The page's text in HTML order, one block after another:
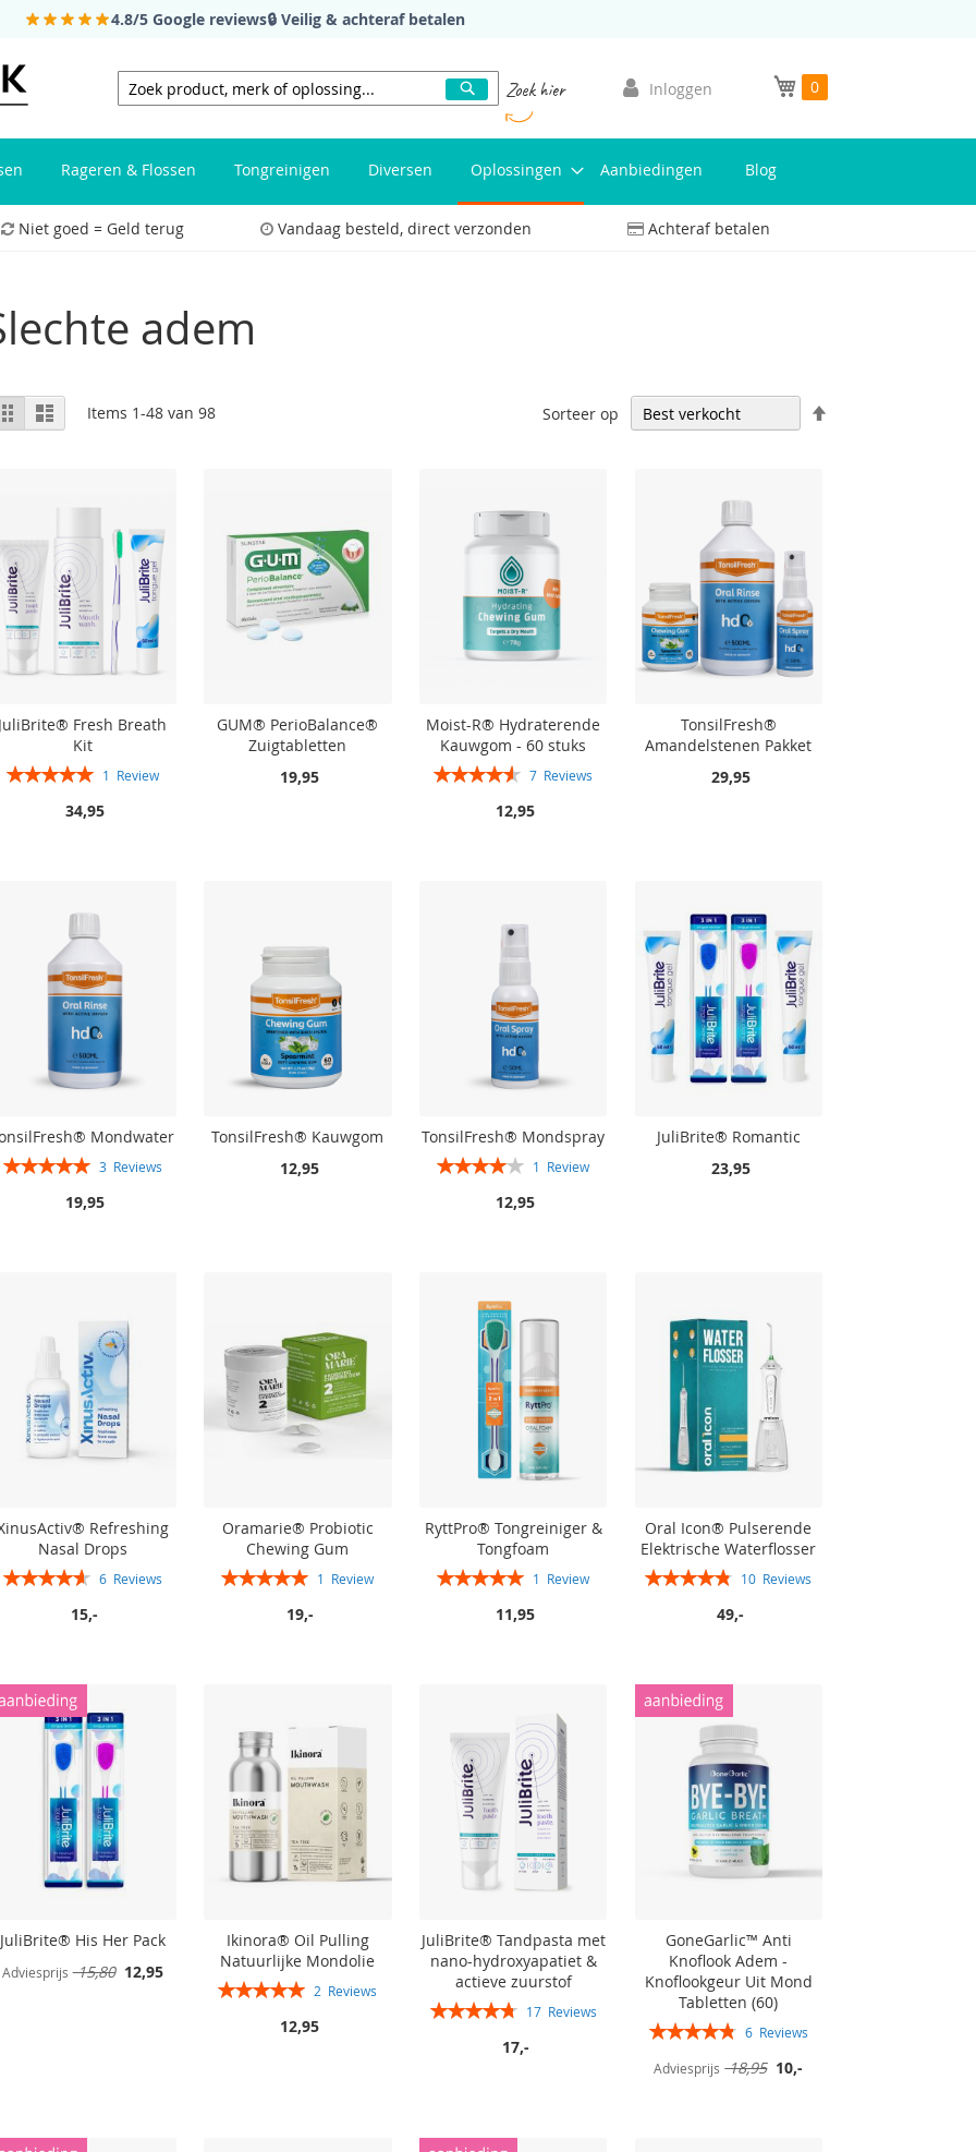
4.8/5 Google reviews🔒 Veilig & achteraf betalen
Mijn winkelwagen
0
Inloggen
Zoeken
ZoekenZoek hier
Rageren & Flossen Tongreinigen Diversen Oplossingen Aanbiedingen Blog
Niet goed = Geld terug Vandaag besteld, direct verzonden Achteraf betalen
adem
Bekijken
als
RoosterLijst Items 1-48van 98 Sorteer op
Fresh Breath
Kit
Rating:
1 Review
34,95
GUM® PerioBalance®
Zuigtabletten
19,95
In winkelwagen
Moist-R® Hydraterende
Kauwgom - 60 stuks
Rating:
7 Reviews
12,95
TonsilFresh®
Amandelstenen Pakket
29,95
In winkelwagen
Mondwater
Rating:
3 Reviews
19,95
TonsilFresh® Kauwgom
12,95
In winkelwagen
TonsilFresh® Mondspray
Rating:
1 Review
12,95
JuliBrite® Romantic
23,95
In winkelwagen
Refreshing
Nasal Drops
Rating:
6 Reviews
15,-
Oramarie® Probiotic
Chewing Gum
Rating:
1 Review
19,-
RyttPro® Tongreiniger &
Tongfoam
Rating:
1 Review
11,95
Oral Icon® Pulserende
Elektrische Waterflosser
Rating:
10 Reviews
49,-
JuliBrite® His Her Pack
Adviesprijs 15,80 Speciale
prijs
12,95
Ikinora® Oil Pulling
Natuurlijke Mondolie
Rating:
2 Reviews
12,95
JuliBrite® Tandpasta met
nano-hydroxyapatiet &
actieve zuurstof
Rating:
17 Reviews
17,-
GoneGarlic™ Anti
Knoflook Adem -
Knoflookgeur Uit Mond
Tabletten (60)
Rating:
6 Reviews
Adviesprijs 18,95 Speciale
10,-